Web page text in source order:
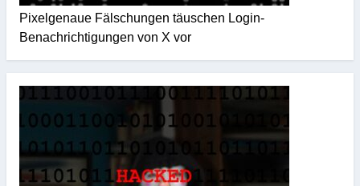
Pixelgenaue Fälschungen täuschen Login-
Benachrichtigungen von X vor